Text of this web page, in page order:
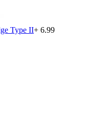
Type II+ 6.99